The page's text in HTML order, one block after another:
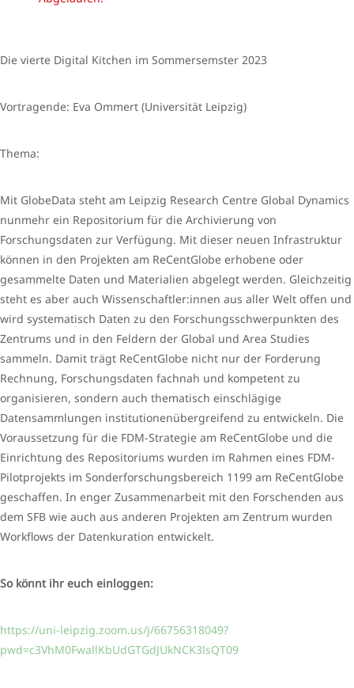
Die vierte Digital Kitchen im Sommersemster 2023
Vortragende: Eva Ommert (Universität Leipzig)
Thema:
Mit GlobeData steht am Leipzig Research Centre Global Dynamics
nunmehr ein Repositorium für die Archivierung von
Forschungsdaten zur Verfügung. Mit dieser neuen Infrastruktur
können in den Projekten am ReCentGlobe erhobene oder
gesammelte Daten und Materialien abgelegt werden. Gleichzeitig
steht es aber auch Wissenschaftler:innen aus aller Welt offen und
wird systematisch Daten zu den Forschungsschwerpunkten des
Zentrums und in den Feldern der Global und Area Studies
sammeln. Damit trägt ReCentGlobe nicht nur der Forderung
Rechnung, Forschungsdaten fachnah und kompetent zu
organisieren, sondern auch thematisch einschlägige
Datensammlungen institutionenübergreifend zu entwickeln. Die
Voraussetzung für die FDM-Strategie am ReCentGlobe und die
Einrichtung des Repositoriums wurden im Rahmen eines FDM-
Pilotprojekts im Sonderforschungsbereich 1199 am ReCentGlobe
geschaffen. In enger Zusammenarbeit mit den Forschenden aus
dem SFB wie auch aus anderen Projekten am Zentrum wurden
Workflows der Datenkuration entwickelt.
So könnt ihr euch einloggen:
https://uni-leipzig.zoom.us/j/66756318049?
pwd=c3VhM0FwallKbUdGTGdJUkNCK3lsQT09